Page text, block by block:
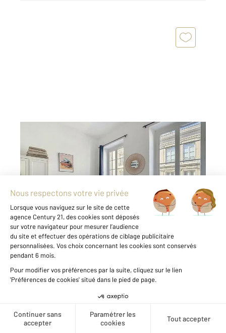
Créer une alerte
34 m
Ref : 26723
Appartement T1 à vendre
160 000 €
RUE DU PALAIS GALLIEN - BORDEAUX CENTRE
T1BIS - LUMINEUX - TRES BON ÉTAT - VOLUMES
A quelques mètres des allées de Tourny et du
Jardin Public, dans un secteur très recherché,
au sein d"une petite copropriété ancienne de 8
lots aux parties ...